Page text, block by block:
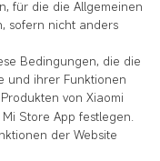
für die die Allgemeinen
sofern nicht anders
Bedingungen, die die
und ihrer Funktionen
von Xiaomi
Store App festlegen.
der Website